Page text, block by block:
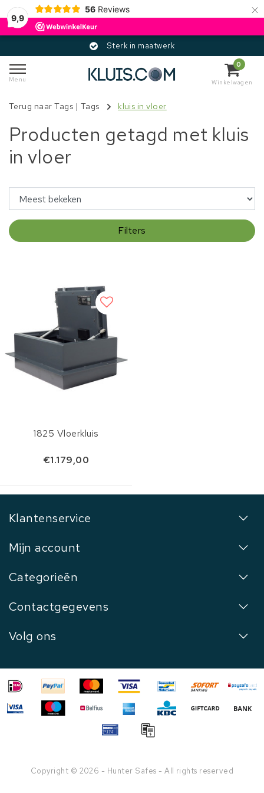
9,9
56 Reviews ×
Sterk in maatwerk
Menu
0
Winkelwagen
Terug naar Tags | Tags kluis in vloer
Producten getagd met kluis
in vloer
Filters
1825 Vloerkluis
€1.179,00
Klantenservice
Mijn account
Categorieën
Contactgegevens
Volg ons
Copyright © 2026 - Hunter Safes - All rights reserved